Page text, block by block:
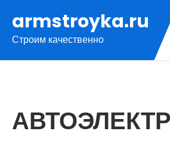
содержимому
armstroyka.ru
Строим качественно